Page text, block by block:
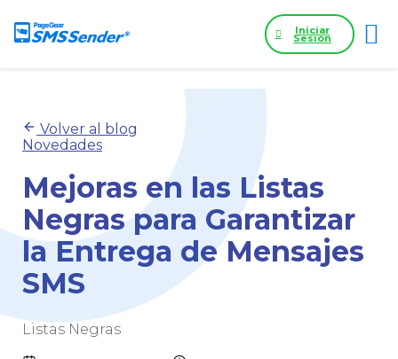
Iniciar
Sesión
Volver al blog
Novedades
Mejoras en las Listas
Negras para Garantizar
la Entrega de Mensajes
SMS
Listas Negras